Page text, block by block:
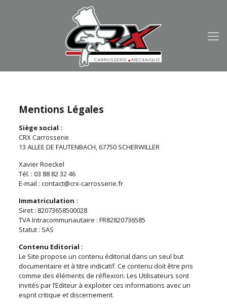
Mentions Légales
Siège social :
CRX Carrosserie
13 ALLEE DE FAUTENBACH, 67750 SCHERWILLER
Xavier Roeckel
Tél. : 03 88 82 32 46
E-mail : contact@crx-carrosserie.fr
Immatriculation :
Siret : 82073658500028
TVA Intracommunautaire : FR82820736585
Statut : SAS
Contenu Editorial :
Le Site propose un contenu éditorial dans un seul but
documentaire et à titre indicatif. Ce contenu doit être pris
comme des éléments de réflexion. Les Utilisateurs sont
invités par l’Editeur à exploiter ces informations avec un
esprit critique et discernement.